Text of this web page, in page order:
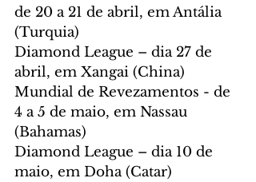
de 20 a 21 de abril, em Antália
(Turquia)
Diamond League – dia 27 de
abril, em Xangai (China)
Mundial de Revezamentos - de
4 a 5 de maio, em Nassau
(Bahamas)
Diamond League – dia 10 de
maio, em Doha (Catar)